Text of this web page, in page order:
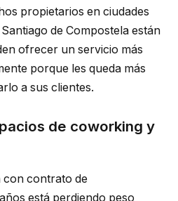
propietarios en ciudades
de Compostela están
ofrecer un servicio más
porque les queda más
a sus clientes.
de coworking y
con contrato de
está perdiendo peso